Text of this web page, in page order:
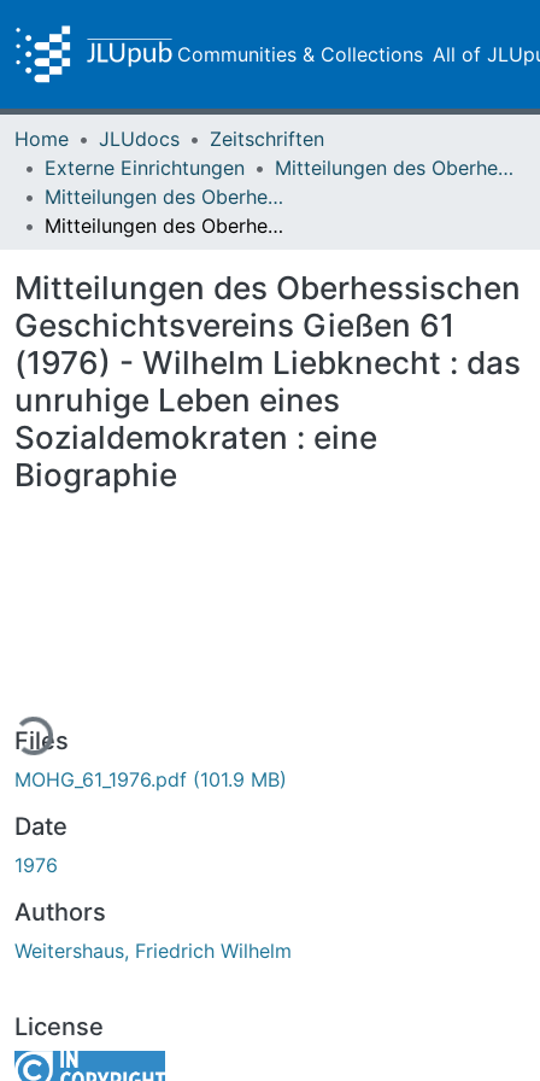
Communities & Collections All of
Home JLUdocs
Zeitschriften
Externe Einrichtungen
Mitteilungen des Oberhessischen Geschichtsvereins Gießen
Mitteilungen des Oberhessischen Geschichtsvereins Gießen Vol. 061 (1976)
Mitteilungen des Oberhessischen Geschichtsvereins Gießen 61 (1976) - Wilhelm Liebknecht : das unruhige Leben eines Sozialdemokraten : eine Biographie
Mitteilungen des Oberhessischen
Geschichtsvereins Gießen 61
(1976) - Wilhelm Liebknecht : das
unruhige Leben eines
Sozialdemokraten : eine
Biographie
Files
MOHG_61_1976.pdf (101.9 MB)
Date
1976
Authors
Weitershaus, Friedrich Wilhelm
License